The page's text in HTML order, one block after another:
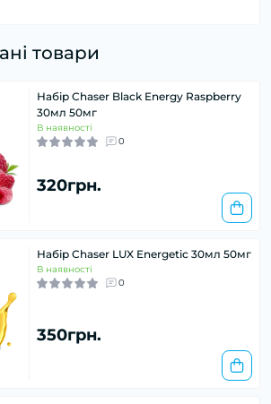
товари
Набір Chaser Black Energy Raspberry
30мл 50мг
В наявності
0
320грн.
Набір Chaser LUX Energetic 30мл 50мг
В наявності
0
350грн.